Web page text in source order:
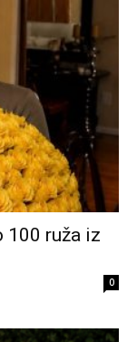
100 ruža iz
0